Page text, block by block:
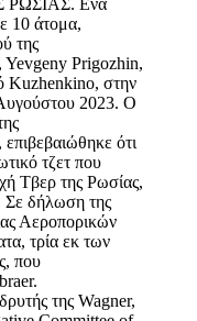
10 άτομα,
της
Yevgeny Prigozhin,
Kuzhenkino, στην
2023. Ο
ότι
τζετ που
Τβερ της Ρωσίας,
Σε δήλωση της
Αεροπορικών
τρία εκ των
που
της Wagner,